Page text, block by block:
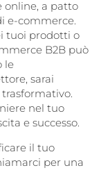
online, a patto
e-commerce.
tuoi prodotti o
B2B può
le
sarai
nel tuo
e successo.
il tuo
per una